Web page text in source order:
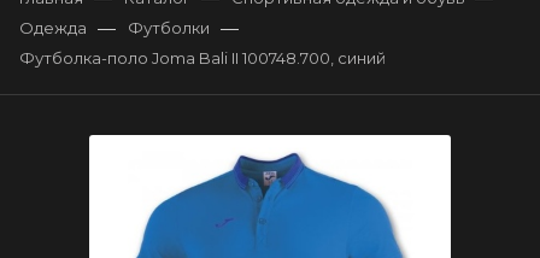
Одежда — Футболки —
Футболка-поло Joma Bali II 100748.700, синий